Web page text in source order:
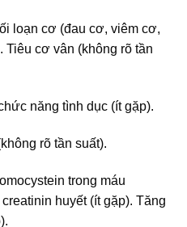
loạn cơ (đau cơ, viêm cơ,
Tiêu cơ vân (không rõ tần
năng tình dục (ít gặp).
rõ tần suất).
trong máu
huyết (ít gặp). Tăng